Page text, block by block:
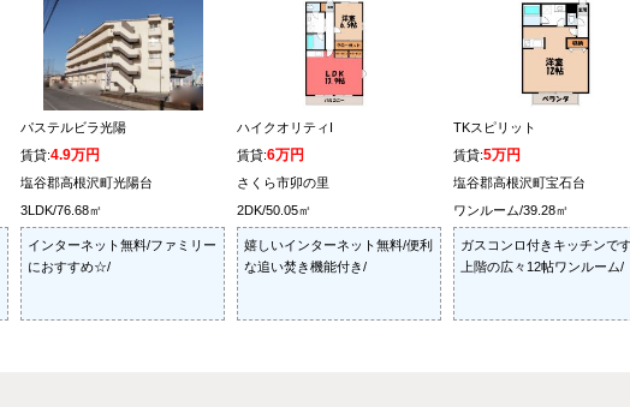
パステルビラ光陽
賃貸:4.9万円
塩谷郡高根沢町光陽台
3LDK/76.68㎡
インターネット無料/ファミリー
におすすめ☆/
ハイクオリティI
賃貸:6万円
さくら市卯の里
2DK/50.05㎡
嬉しいインターネット無料/便利
な追い焚き機能付き/
TKスピリット
賃貸:5万円
塩谷郡高根沢町宝石台
ワンルーム/39.28㎡
ガスコンロ付きキッチンで
上階の広々12帖ワンルーム/